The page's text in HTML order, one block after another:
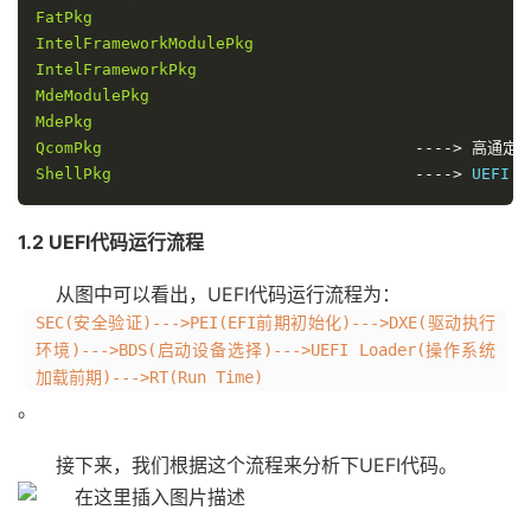
FatPkg
IntelFrameworkModulePkg
IntelFrameworkPkg
MdeModulePkg
MdePkg
QcomPkg
-- --> 高通定
ShellPkg
-- --> UEFI
1.2 UEFI代码运行流程
从图中可以看出，UEFI代码运行流程为：
SEC(安全验证)--->PEI(EFI前期初始化)--->DXE(驱动执行
环境)--->BDS(启动设备选择)--->UEFI Loader(操作系统
加载前期)--->RT(Run Time)
。
接下来，我们根据这个流程来分析下UEFI代码。